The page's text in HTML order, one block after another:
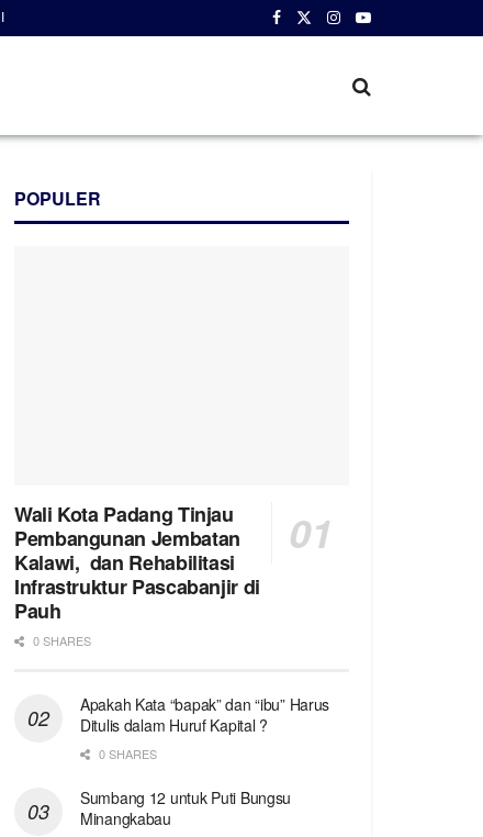
POPULER
Wali Kota Padang Tinjau
Pembangunan Jembatan
Kalawi, dan Rehabilitasi
Infrastruktur Pascabanjir di
Pauh
0 SHARES
Apakah Kata “bapak” dan “ibu” Harus
Ditulis dalam Huruf Kapital ?
0 SHARES
Sumbang 12 untuk Puti Bungsu
Minangkabau